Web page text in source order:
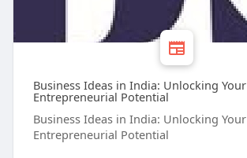
Business Ideas in India: Unlocking Your
Entrepreneurial Potential
Business Ideas in India: Unlocking Your
Entrepreneurial Potential